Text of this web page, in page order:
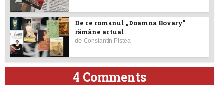
De ce romanul „Doamna Bovary”
rămâne actual
deConstantin Piştea
4 Comments